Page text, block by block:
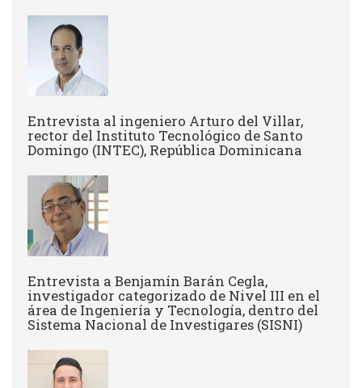
Entrevista al ingeniero Arturo del Villar,
rector del Instituto Tecnológico de Santo
Domingo (INTEC), República Dominicana
Entrevista a Benjamín Barán Cegla,
investigador categorizado de Nivel III en el
área de Ingeniería y Tecnología, dentro del
Sistema Nacional de Investigares (SISNI)